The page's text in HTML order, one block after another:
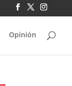
Opinión